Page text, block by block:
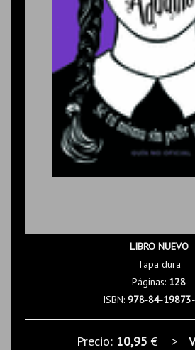
LIBRO NUEVO
Tapa dura
Páginas: 128
ISBN: 978-84-
Precio: 10,95 € >